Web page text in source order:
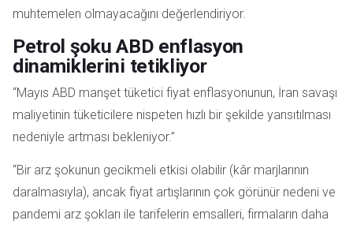
muhtemelen olmayacağını değerlendiriyor.
Petrol şoku ABD enflasyon
dinamiklerini tetikliyor
“Mayıs ABD manşet tüketici fiyat enflasyonunun, İran savaşı
maliyetinin tüketicilere nispeten hızlı bir şekilde yansıtılması
nedeniyle artması bekleniyor.”
“Bir arz şokunun gecikmeli etkisi olabilir (kâr marjlarının
daralmasıyla), ancak fiyat artışlarının çok görünür nedeni ve
pandemi arz şokları ile tarifelerin emsalleri, firmaların daha